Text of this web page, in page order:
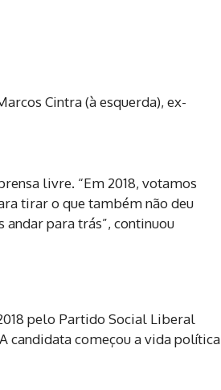
Cintra (à esquerda), ex-
livre. “Em 2018, votamos
tirar o que também não deu
andar para trás”, continuou
pelo Partido Social Liberal
candidata começou a vida política